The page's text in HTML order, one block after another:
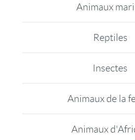
Animaux
Reptiles
Insectes
Animaux de la
Animaux